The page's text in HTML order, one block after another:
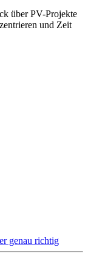
über PV-Projekte
und Zeit
genau richtig